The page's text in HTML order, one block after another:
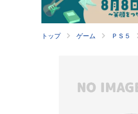
トップ ゲーム ＰＳ５